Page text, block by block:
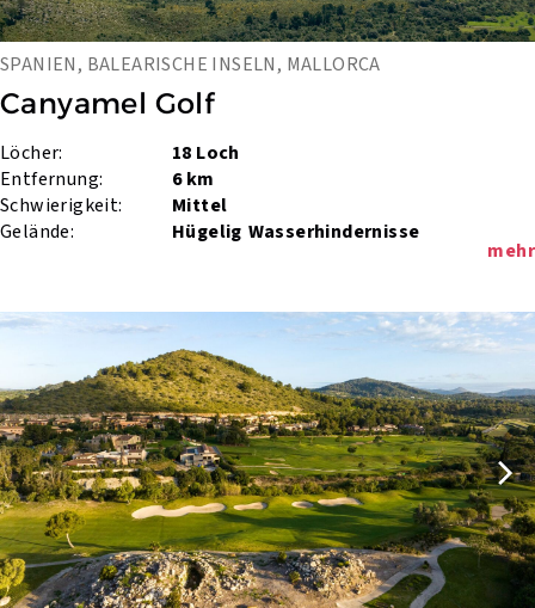
SPANIEN, BALEARISCHE INSELN, MALLORCA
Canyamel Golf
Löcher:
18 Loch
Entfernung:
6 km
Schwierigkeit:
Mittel
Gelände:
Hügelig Wasserhindernisse
mehr